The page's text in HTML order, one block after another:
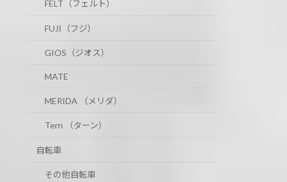
FELT（フェルト）
FUJI（フジ）
GIOS（ジオス）
MATE
MERIDA （メリダ）
Tern （ターン）
自転車
その他自転車